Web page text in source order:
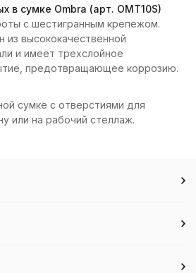
в сумке Ombra (арт. OMT10S)
с шестигранным крепежом.
из высококачественной
и имеет трехслойное
предотвращающее коррозию.
сумке с отверстиями для
или на рабочий стеллаж.